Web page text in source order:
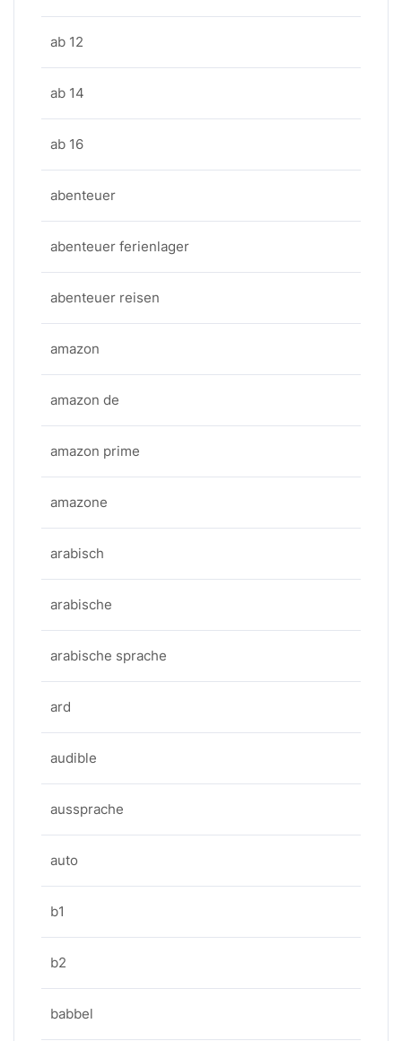
ab 12
ab 14
ab 16
abenteuer
abenteuer ferienlager
abenteuer reisen
amazon
amazon de
amazon prime
amazone
arabisch
arabische
arabische sprache
ard
audible
aussprache
auto
b1
b2
babbel